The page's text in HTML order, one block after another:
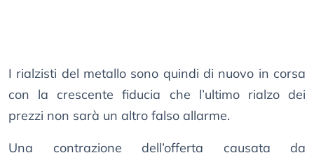
I rialzisti del metallo sono quindi di nuovo in corsa
con la crescente fiducia che l’ultimo rialzo dei
prezzi non sarà un altro falso allarme.
Una contrazione dell’offerta causata da